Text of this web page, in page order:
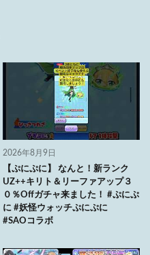
2026年8月9日
【ぷにぷに】 なんと！新ランク
UZ++キリト＆リーファアップ３
０％Offガチャ来ました！ #ぷにぷ
に #妖怪ウォッチぷにぷに
#SAOコラボ